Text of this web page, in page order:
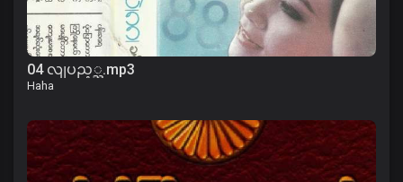
04 လျပည့္ည.mp3
Haha